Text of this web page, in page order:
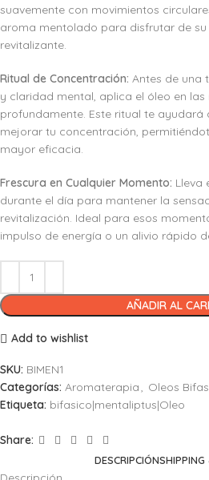
suavemente con movimientos
aroma mentolado para disfrutar de
revitalizante.
Ritual de Concentración: Antes de una
y claridad mental, aplica el óleo en las
profundamente. Este ritual te ayudará
mejorar tu concentración,
mayor eficacia.
Frescura en Cualquier Momento: Lleva
durante el día para mantener la
revitalización. Ideal para esos
impulso de energía o un alivio rápido
AÑADIR AL
Add to wishlist
SKU: BIMEN1
Categorías: Aromaterapia, Oleos
Etiqueta: bifasico|mentaliptus|Oleo
Share:
DESCRIPCIÓNSHIPPING